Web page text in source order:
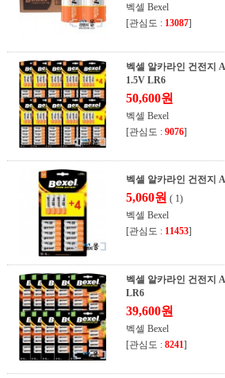
벡셀 Bexel
[관심도 : 13087]
벡셀 알카라인 건전지
1.5V LR6
50,600원
벡셀 Bexel
[관심도 : 9076]
벡셀 알카라인 건전지
5,060원 ( 1)
벡셀 Bexel
[관심도 : 11453]
벡셀 알카라인 건전지
LR6
39,600원
벡셀 Bexel
[관심도 : 8241]